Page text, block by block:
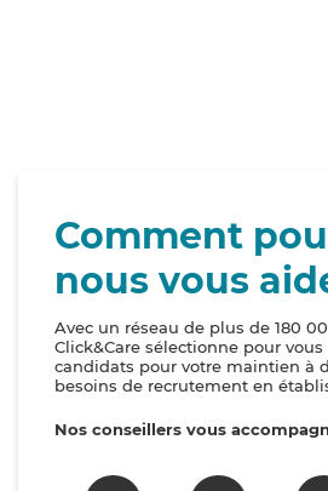
Comment
nous vous
Avec un réseau de plus de 180
Click&Care sélectionne pour
candidats pour votre maintien à
besoins de recrutement en
Nos conseillers vous